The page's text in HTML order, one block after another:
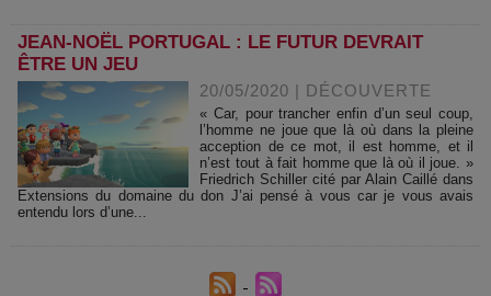
JEAN-NOËL PORTUGAL : LE FUTUR DEVRAIT
ÊTRE UN JEU
20/05/2020 | DÉCOUVERTE
« Car, pour trancher enfin d’un seul coup,
l’homme ne joue que là où dans la pleine
acception de ce mot, il est homme, et il
n’est tout à fait homme que là où il joue. »
Friedrich Schiller cité par Alain Caillé dans
Extensions du domaine du don J’ai pensé à vous car je vous avais
entendu lors d’une...